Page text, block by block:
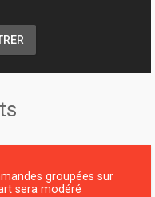
groupées sur
sera modéré